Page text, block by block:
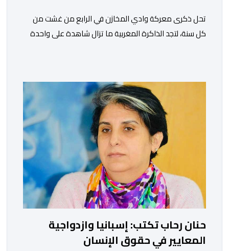
تحل ذكرى معركة وادي المخازن في الرابع من غشت من
كل سنة، لتجد الذاكرة المغربية ما تزال شاهدة على واحدة
رأسها أن الطامعين في تدمير المغرب لا يتحركون إلا عندما
يجدون انقساما داخليا يمكن استغلاله. في […]
حنان رحاب تكتب: إسبانيا وازدواجية
المعايير في حقوق الإنسان